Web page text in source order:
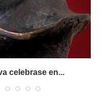
celebrase en...